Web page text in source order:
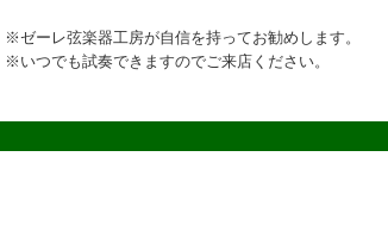
※ゼーレ弦楽器工房が自信を持ってお勧めします。
※いつでも試奏できますのでご来店ください。